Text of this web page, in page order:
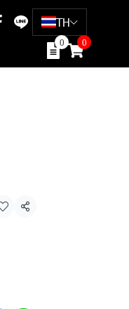
TH
0 0
แชร์